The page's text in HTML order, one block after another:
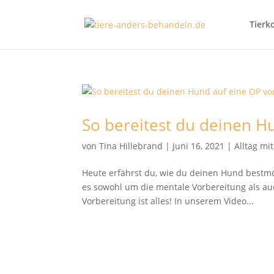
So bereitest du deinen
vonTina Hillebrand | Juni 16, 2021 |Alltag
Heute erfährst du, wie du deinen Hund
es sowohl um die mentale Vorbereitung als
Vorbereitung ist alles! In unserem Video...